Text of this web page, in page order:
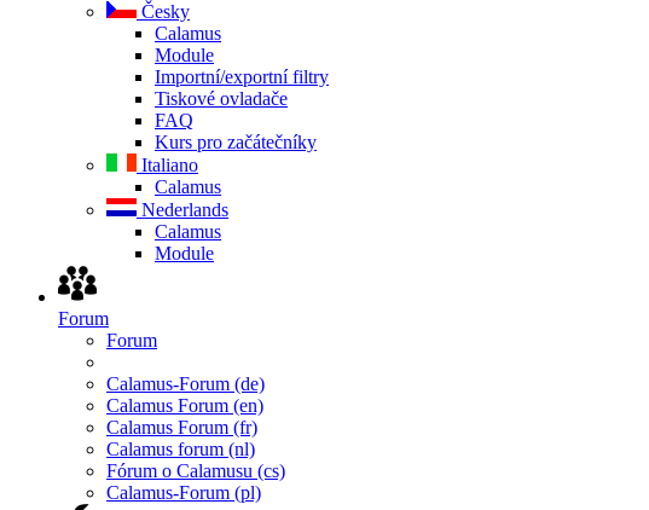
Česky
Calamus
Module
Importní/exportní filtry
Tiskové ovladače
FAQ
Kurs pro začátečníky
Italiano
Calamus
Nederlands
Calamus
Module
Forum
Forum
Calamus-Forum (de)
Calamus Forum (en)
Calamus Forum (fr)
Calamus forum (nl)
Fórum o Calamusu (cs)
Calamus-Forum (pl)